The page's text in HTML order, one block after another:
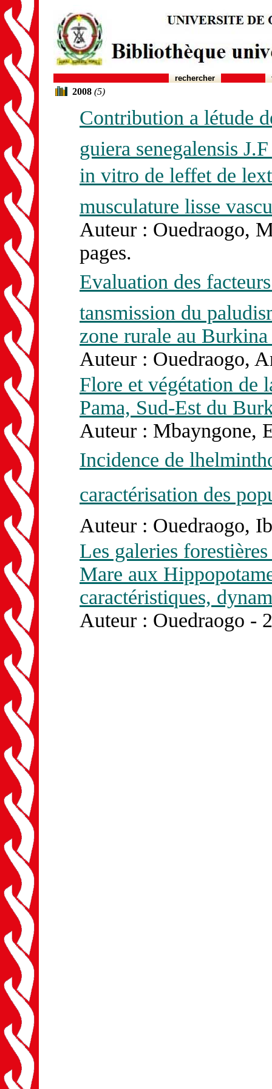
rechercher
2008 (5)
Contribution a létude
guiera senegalensis
in vitro de leffet de
musculature lisse
Auteur : Ouedraogo,
pages.
Evaluation des
tansmission du
zone rurale au Burkina
Auteur : Ouedraogo,
Flore et végétation de
Pama, Sud-Est du
Auteur : Mbayngone,
Incidence de
caractérisation des
Auteur : Ouedraogo,
Les galeries
Mare aux
caractéristiques,
Auteur : Ouedraogo -